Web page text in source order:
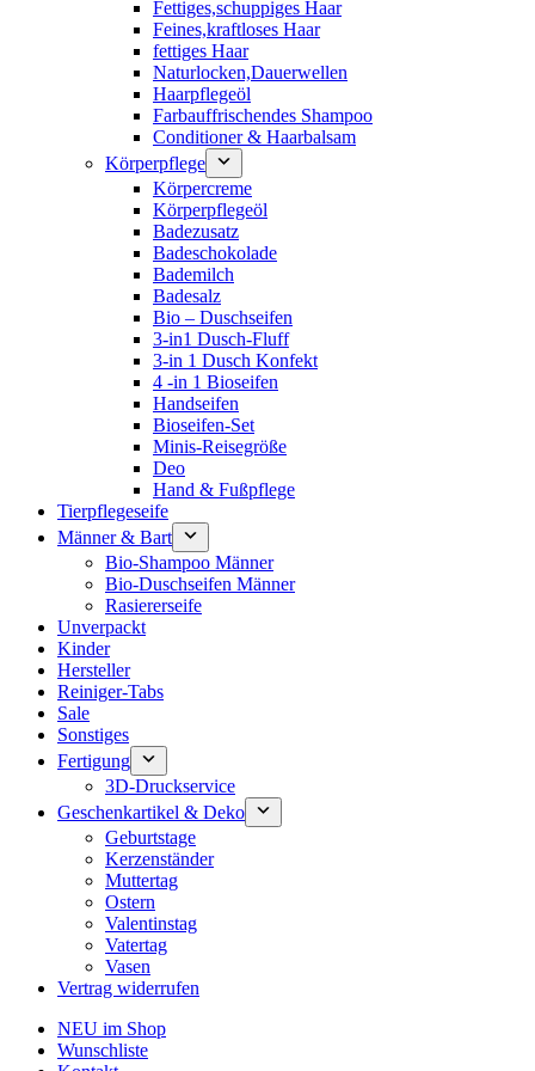
Fettiges,schuppiges Haar
Feines,kraftloses Haar
fettiges Haar
Naturlocken,Dauerwellen
Haarpflegeöl
Farbauffrischendes Shampoo
Conditioner & Haarbalsam
Körperpflege
Körpercreme
Körperpflegeöl
Badezusatz
Badeschokolade
Bademilch
Badesalz
Bio – Duschseifen
3-in1 Dusch-Fluff
3-in 1 Dusch Konfekt
4 -in 1 Bioseifen
Handseifen
Bioseifen-Set
Minis-Reisegröße
Deo
Hand & Fußpflege
Tierpflegeseife
Männer & Bart
Bio-Shampoo Männer
Bio-Duschseifen Männer
Rasiererseife
Unverpackt
Kinder
Hersteller
Reiniger-Tabs
Sale
Sonstiges
Fertigung
3D-Druckservice
Geschenkartikel & Deko
Geburtstage
Kerzenständer
Muttertag
Ostern
Valentinstag
Vatertag
Vasen
Vertrag widerrufen
NEU im Shop
Wunschliste